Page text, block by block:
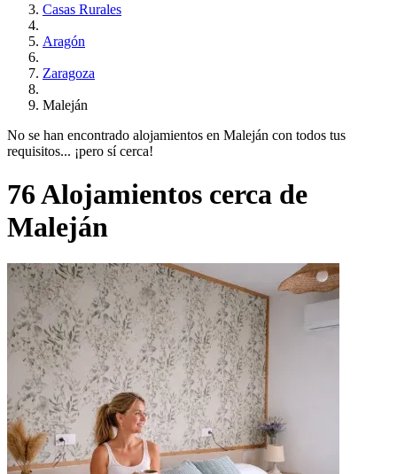
Casas Rurales
Aragón
Zaragoza
Maleján
No se han encontrado alojamientos en Maleján con todos tus
requisitos... ¡pero sí cerca!
76 Alojamientos cerca de
Maleján